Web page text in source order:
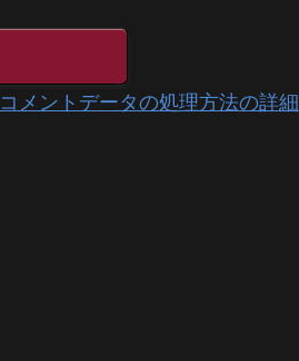
コメントデータの処理方法の詳細